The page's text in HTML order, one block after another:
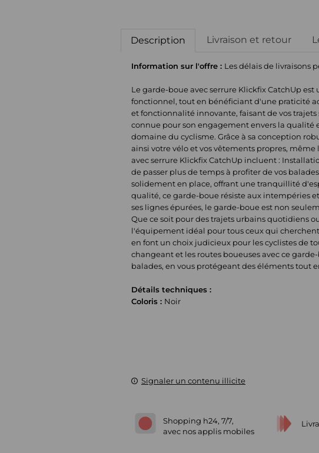
Description Livraison et retour
Information sur l'offre : Les délais de livraisons
Le garde-boue avec serrure Klickfix CatchUp
fonctionnel, tout en bénéficiant d'une praticité
et fonctionnalité innovante, faisant de vos
connue pour son engagement envers la qualité
domaine du cyclisme. Grâce à sa conception
ainsi votre vélo et vos vêtements propres,
avec serrure Klickfix CatchUp incluent :
de passer plus de temps à profiter de vos
solidement en place, offrant une tranquillité
qualité, ce garde-boue résiste aux intempéries
ses lignes épurées, le garde-boue est non
Que ce soit pour des trajets urbains quotidiens
l'équipement idéal pour tous ceux qui
en font un choix judicieux pour les cyclistes de
changeant et les routes boueuses avec ce
balades, en vous protégeant des éléments tout
Détails techniques :
Coloris : Noir
Signaler un contenu illicite
Shopping h24, 7/7,
avec nos applis mobiles